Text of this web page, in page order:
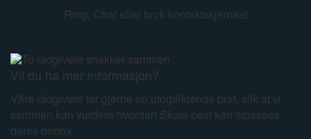
Ring, Chat eller bruk kontaktskjemaet
Vil du ha mer informasjon?
Våre rådgivere tar gjerne en uforpliktende prat, slik at vi
sammen kan vurdere hvordan Skala best kan tilpasses
deres behov.